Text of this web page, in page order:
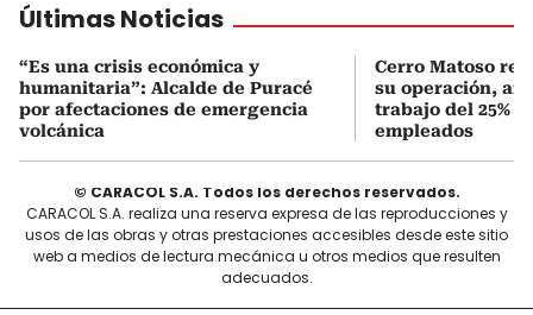
Últimas Noticias
“Es una crisis económica y
humanitaria”: Alcalde de Puracé
por afectaciones de emergencia
volcánica
Cerro Matoso
su operación,
trabajo del 25%
empleados
© CARACOL S.A. Todos los derechos reservados.
CARACOL S.A. realiza una reserva expresa de las reproducciones y
usos de las obras y otras prestaciones accesibles desde este sitio
web a medios de lectura mecánica u otros medios que resulten
adecuados.